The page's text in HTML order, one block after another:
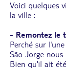
Voici quelques
la ville :
- Remontez le
Perché sur
São Jorge
Bien qu'il ait